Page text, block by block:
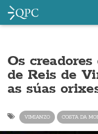
Os
de Reis de
as súas
VIMIANZO COSTA DA